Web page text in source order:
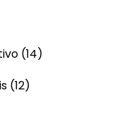
(14)
(12)